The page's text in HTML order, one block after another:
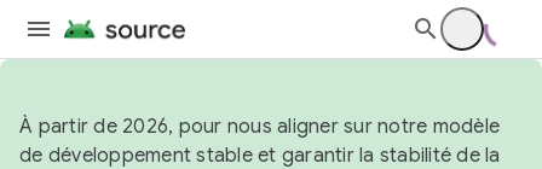
À partir de 2026, pour nous aligner sur notre modèle
de développement stable et garantir la stabilité de la